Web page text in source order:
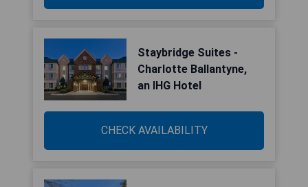
Staybridge Suites -
Charlotte Ballantyne,
an IHG Hotel
CHECK AVAILABILITY